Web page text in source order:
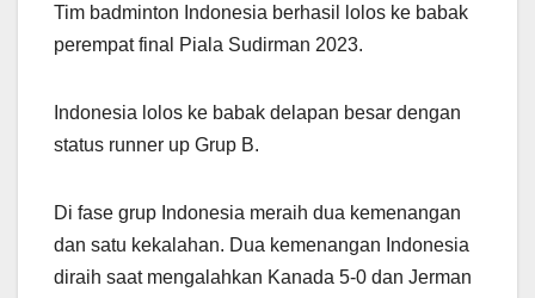
Tim badminton Indonesia berhasil lolos ke babak
perempat final Piala Sudirman 2023.
Indonesia lolos ke babak delapan besar dengan
status runner up Grup B.
Di fase grup Indonesia meraih dua kemenangan
dan satu kekalahan. Dua kemenangan Indonesia
diraih saat mengalahkan Kanada 5-0 dan Jerman